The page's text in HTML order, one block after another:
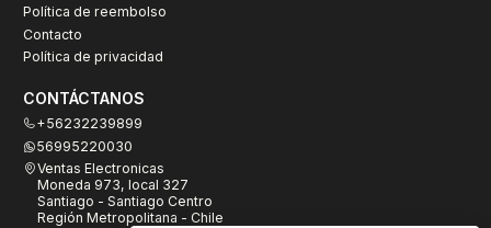
Política de reembolso
Contacto
Política de privacidad
CONTÁCTANOS
+56232239899
56995220030
Ventas Electronicas
Moneda 973, local 327
Santiago - Santiago Centro
Región Metropolitana - Chile